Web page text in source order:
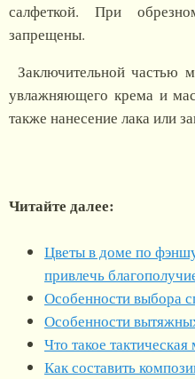
салфеткой. При
запрещены.
Заключительной частью
увлажняющего крема и
также нанесение лака или
Читайте далее:
Цветы в доме по
привлечь
Особенности выбора
Особенности
Что такое
Как составить